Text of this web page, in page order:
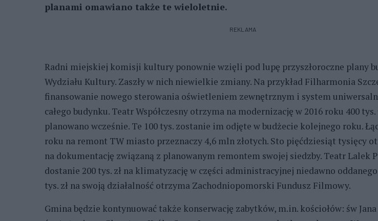
planami omawiano także te wieloletnie.
REKLAMA
Radni miejskiej komisji kultury ponownie wzięli pod lupę przyszłoroczne plany
Wydziału Kultury. Zaszły w nich niewielkie zmiany. Na przykład Filharmonia
finansowanie nowego sterowania oświetleniem zewnętrznym i system
całego budynku. Teatr Współczesny otrzyma na modernizację w 2016 roku 400 tys.
planowano wcześnie. Te 100 tys. zostanie im odjęte w budżecie kolejnego roku.
roku na remont TW miasto przeznaczy 4,6 mln złotych. Sto pięćdziesiąt tysięcy
na dokumentację związaną z planowanym remontem swojej siedzby. Teatr Lalek
dostanie 200 tys. zł na klimatyzację w części administracyjnej niedawno
tys. zł na swoją działalność otrzyma Zachodniopomorski Fundusz Filmowy.
Gmina będzie kontynuować także konserwację zabytków, m.in. kościołów: św